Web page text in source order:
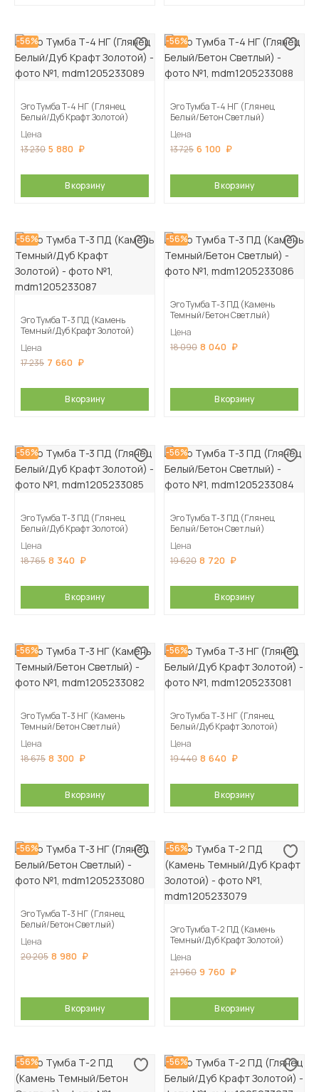
-56%
Эго Тумба Т-4 НГ (Глянец
Белый/Дуб Крафт Золотой)
Цена
13 230 5 880
В корзину
-56%
Эго Тумба Т-4 НГ (Глянец
Белый/Бетон Светлый)
Цена
13 725 6 100
В корзину
-56%
Эго Тумба Т-3 ПД (Камень
Темный/Дуб Крафт Золотой)
Цена
17 235 7 660
В корзину
-56%
Эго Тумба Т-3 ПД (Камень
Темный/Бетон Светлый)
Цена
18 090 8 040
В корзину
-56%
Эго Тумба Т-3 ПД (Глянец
Белый/Дуб Крафт Золотой)
Цена
18 765 8 340
В корзину
-56%
Эго Тумба Т-3 ПД (Глянец
Белый/Бетон Светлый)
Цена
19 620 8 720
В корзину
-56%
Эго Тумба Т-3 НГ (Камень
Темный/Бетон Светлый)
Цена
18 675 8 300
В корзину
-56%
Эго Тумба Т-3 НГ (Глянец
Белый/Дуб Крафт Золотой)
Цена
19 440 8 640
В корзину
-56%
Эго Тумба Т-3 НГ (Глянец
Белый/Бетон Светлый)
Цена
20 205 8 980
В корзину
-56%
Эго Тумба Т-2 ПД (Камень
Темный/Дуб Крафт Золотой)
Цена
21 960 9 760
В корзину
-56% -56%